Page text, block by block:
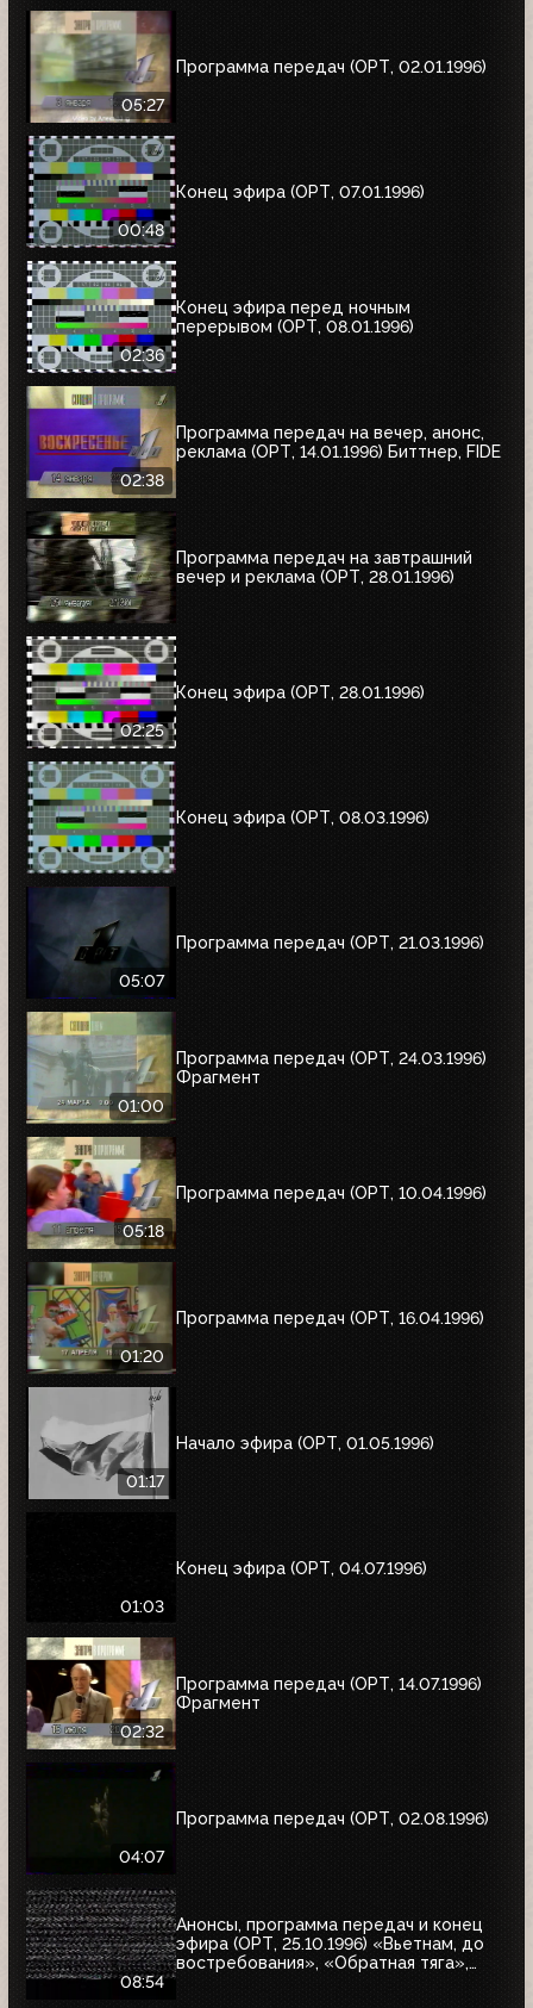
05:27
Программа передач (ОРТ, 02.01.1996)
00:48
Конец эфира (ОРТ, 07.01.1996)
02:36
Конец эфира перед ночным
перерывом (ОРТ, 08.01.1996)
02:38
Программа передач на вечер, анонс,
реклама (ОРТ, 14.01.1996) Биттнер, FIDE
Программа передач на завтрашний
вечер и реклама (ОРТ, 28.01.1996)
02:25
Конец эфира (ОРТ, 28.01.1996)
Конец эфира (ОРТ, 08.03.1996)
05:07
Программа передач (ОРТ, 21.03.1996)
01:00
Программа передач (ОРТ, 24.03.1996)
Фрагмент
05:18
Программа передач (ОРТ, 10.04.1996)
01:20
Программа передач (ОРТ, 16.04.1996)
01:17
Начало эфира (ОРТ, 01.05.1996)
01:03
Конец эфира (ОРТ, 04.07.1996)
02:32
Программа передач (ОРТ, 14.07.1996)
Фрагмент
04:07
Программа передач (ОРТ, 02.08.1996)
08:54
Анонсы, программа передач и конец
эфира (ОРТ, 25.10.1996) «Вьетнам, до
востребования», «Обратная тяга»,